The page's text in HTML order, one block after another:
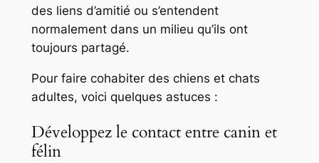
des liens d’amitié ou s’entendent
normalement dans un milieu qu’ils ont
toujours partagé.
Pour faire cohabiter des chiens et chats
adultes, voici quelques astuces :
Développez le contact entre canin et
félin